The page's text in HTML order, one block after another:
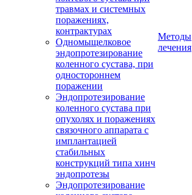
травмах и системных
поражениях,
контрактурах
Одномыщелковое
эндопротезирование
коленного сустава, при
одностороннем
поражении
Эндопротезирование
коленного сустава при
опухолях и поражениях
связочного аппарата с
имплантацией
стабильных
конструкций типа хинч
эндопротезы
Эндопротезирование
Методы
лечения